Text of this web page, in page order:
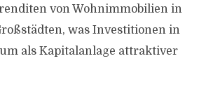
von Wohnimmobilien in
was Investitionen in
als Kapitalanlage attraktiver